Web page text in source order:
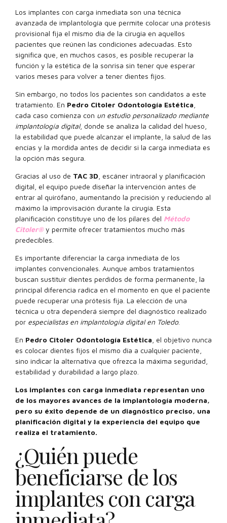
Los implantes con carga inmediata son una técnica
avanzada de implantología que permite colocar una prótesis
provisional fija el mismo día de la cirugía en aquellos
pacientes que reúnen las condiciones adecuadas. Esto
significa que, en muchos casos, es posible recuperar la
función y la estética de la sonrisa sin tener que esperar
varios meses para volver a tener dientes fijos.
Sin embargo, no todos los pacientes son candidatos a este
tratamiento. En Pedro Citoler Odontología Estética
cada caso comienza con un estudio personalizado mediante
implantología digital, donde se analiza la calidad del hueso,
la estabilidad que puede alcanzar el implante, la salud de las
encías y la mordida antes de decidir si la carga inmediata es
la opción más segura.
Gracias al uso de TAC 3D , escáner intraoral y planificación
digital, el equipo puede diseñar la intervención antes de
entrar al quirófano, aumentando la precisión y reduciendo al
máximo la improvisación durante la cirugía. Esta
planificación constituye uno de los pilares del Método
Citoler®y permite ofrecer tratamientos mucho más
predecibles.
Es importante diferenciar la carga inmediata de los
implantes convencionales. Aunque ambos tratamientos
buscan sustituir dientes perdidos de forma permanente, la
principal diferencia radica en el momento en que el paciente
puede recuperar una prótesis fija. La elección de una
técnica u otra dependerá siempre del diagnóstico realizado
por especialistas en implantología digital en Toledo.
En Pedro Citoler Odontología Estética , el objetivo nunca
es colocar dientes fijos el mismo día a cualquier paciente,
sino indicar la alternativa que ofrezca la máxima seguridad,
estabilidad y durabilidad a largo plazo.
Los implantes con carga inmediata representan uno
de los mayores avances de la implantología moderna,
pero su éxito depende de un diagnóstico preciso, una
planificación digital y la experiencia del equipo que
realiza el tratamiento.
¿Quién puede
beneficiarse de los
implantes con carga